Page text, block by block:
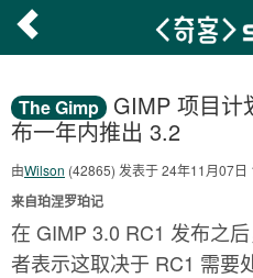
The Gimp
GIMP 项目计
布一年内推出 3.2
由Wilson (42865) 发表于 24年11月07日
来自珀涅罗珀记
在 GIMP 3.0 RC1 发布之
者表示这取决于 RC1 需要